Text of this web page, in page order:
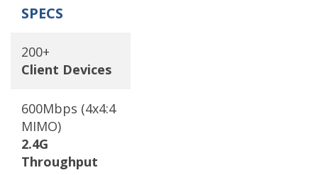
SPECS
Client Devices
200+
2.4G
Throughput
600Mbps (4x4:4
MIMO)